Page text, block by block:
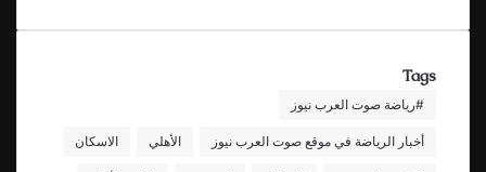
Tags
#رياضة صوت العرب نيوز
أخبار الرياضة في موقع صوت العرب نيوز الأهلي الاسكان